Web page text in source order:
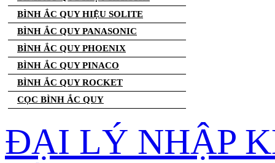
BÌNH ẮC QUY HIỆU SOLITE
BÌNH ẮC QUY PANASONIC
BÌNH ẮC QUY PHOENIX
BÌNH ẮC QUY PINACO
BÌNH ẮC QUY ROCKET
CỌC BÌNH ẮC QUY
ĐẠI LÝ NHẬP